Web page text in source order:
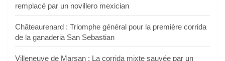
remplacé par un novillero mexician
Châteaurenard : Triomphe général pour la première corrida
de la ganaderia San Sebastian
Villeneuve de Marsan : La corrida mixte sauvée par un